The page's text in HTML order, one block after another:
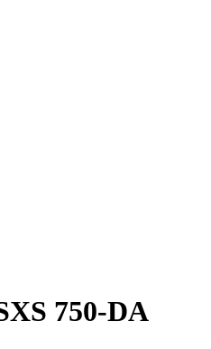
750-DA